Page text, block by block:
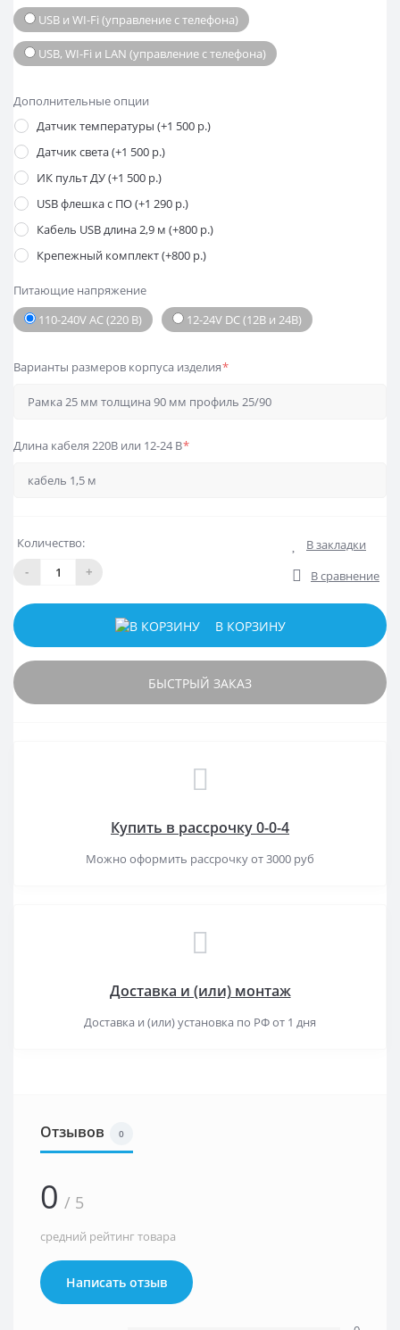
USB и WI-Fi (управление с телефона)
USB, WI-Fi и LAN (управление с телефона)
Дополнительные опции
Датчик температуры (+1 500 р.)
Датчик света (+1 500 р.)
ИК пульт ДУ (+1 500 р.)
USB флешка с ПО (+1 290 р.)
Кабель USB длина 2,9 м (+800 р.)
Крепежный комплект (+800 р.)
Питающие напряжение
110-240V AC (220 В)
12-24V DC (12В и 24В)
Варианты размеров корпуса изделия*
Длина кабеля 220В или 12-24 В*
Количество:
- +
В закладки
В сравнение
В КОРЗИНУ
БЫСТРЫЙ ЗАКАЗ
Купить в рассрочку 0-0-4
Можно оформить рассрочку от 3000 руб
Доставка и (или) монтаж
Доставка и (или) установка по РФ от 1 дня
Отзывов 0
0 / 5
средний рейтинг товара
Написать отзыв